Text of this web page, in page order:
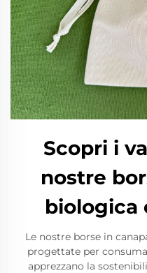
Scopri i
nostre
biologica
Le nostre borse in
progettate per
apprezzano la